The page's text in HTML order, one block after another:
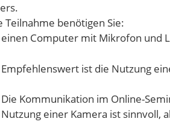
Teilnahme benötigen Sie:
einen Computer mit Mikrofon und
Empfehlenswert ist die Nutzung
Die Kommunikation im Online-
Nutzung einer Kamera ist sinnvoll,